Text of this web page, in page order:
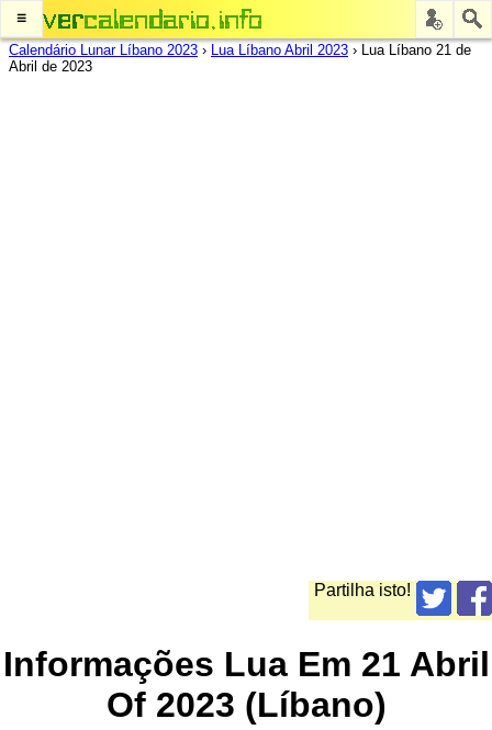
≡
Calendário Lunar Líbano 2023 › Lua Líbano Abril 2023 › Lua Líbano 21 de
Abril de 2023
Partilha isto!
Informações Lua Em 21 Abril
Of 2023 (Líbano)